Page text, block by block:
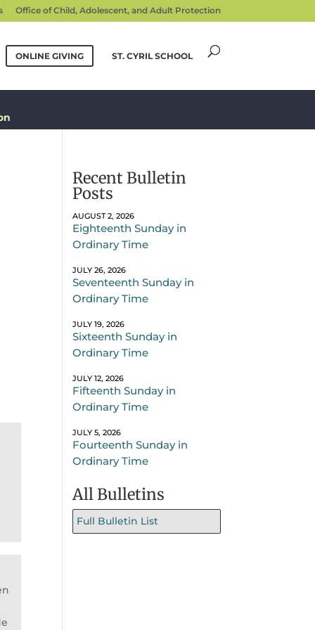
Office of Child, Adolescent, and Adult Protection
ONLINE GIVING ST. CYRIL SCHOOL
Recent Bulletin
Posts
AUGUST 2, 2026
Eighteenth Sunday in
Ordinary Time
JULY 26, 2026
Seventeenth Sunday in
Ordinary Time
JULY 19, 2026
Sixteenth Sunday in
Ordinary Time
JULY 12, 2026
Fifteenth Sunday in
Ordinary Time
JULY 5, 2026
Fourteenth Sunday in
Ordinary Time
All Bulletins
Full Bulletin List